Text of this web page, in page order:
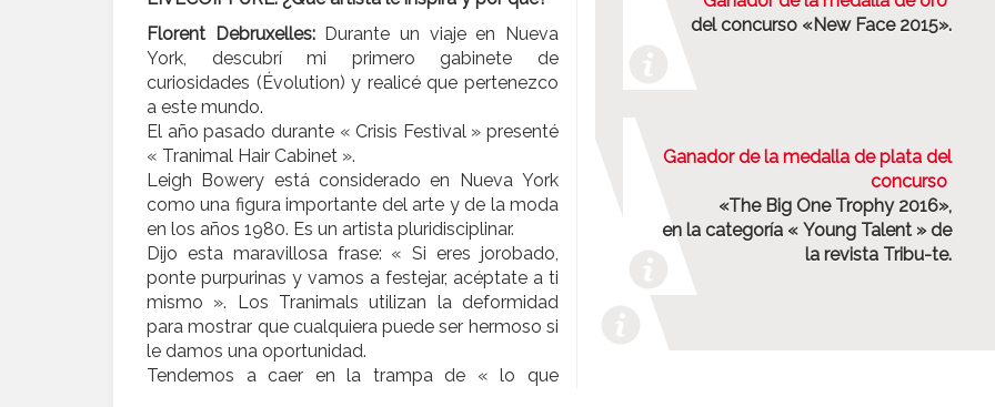
Florent Debruxelles: Durante un viaje en Nueva
York, descubrí mi primero gabinete de
curiosidades (Évolution) y realicé que pertenezco
a este mundo.
El año pasado durante « Crisis Festival » presenté
« Tranimal Hair Cabinet ».
Leigh Bowery está considerado en Nueva York
como una figura importante del arte y de la moda
en los años 1980. Es un artista pluridisciplinar.
Dijo esta maravillosa frase: « Si eres jorobado,
ponte purpurinas y vamos a festejar, acéptate a ti
mismo ». Los Tranimals utilizan la deformidad
para mostrar que cualquiera puede ser hermoso si
le damos una oportunidad.
Tendemos a caer en la trampa de « lo que
del concurso «New Face 2015».
Ganador de la medalla de plata del
concurso
«The Big One Trophy 2016»,
en la categoría « Young Talent » de
la revista Tribu-te.